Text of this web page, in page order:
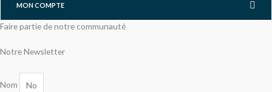
MON COMPTE
Faire partie de notre communauté
Notre Newsletter
Nom